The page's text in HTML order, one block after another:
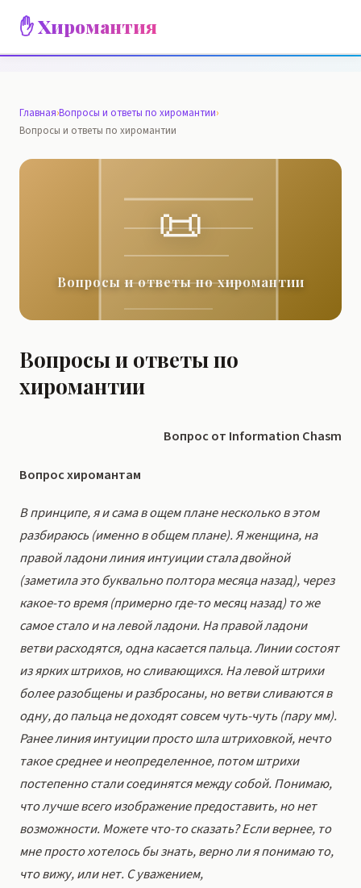
✋ Хиромантия
Главная›Вопросы и ответы по хиромантии›
Вопросы и ответы по хиромантии
📜
Вопросы и ответы по хиромантии
Вопросы и ответы по
хиромантии
Вопрос от Information Chasm
Вопрос хиромантам
В принципе, я и сама в ощем плане несколько в этом
разбираюсь (именно в общем плане). Я женщина, на
правой ладони линия интуиции стала двойной
(заметила это буквально полтора месяца назад), через
какое-то время (примерно где-то месяц назад) то же
самое стало и на левой ладони. На правой ладони
ветви расходятся, одна касается пальца. Линии состоят
из ярких штрихов, но сливающихся. На левой штрихи
более разобщены и разбросаны, но ветви сливаются в
одну, до пальца не доходят совсем чуть-чуть (пару мм).
Ранее линия интуиции просто шла штриховкой, нечто
такое среднее и неопределенное, потом штрихи
постепенно стали соединятся между собой. Понимаю,
что лучше всего изображение предоставить, но нет
возможности. Можете что-то сказать? Если вернее, то
мне просто хотелось бы знать, верно ли я понимаю то,
что вижу, или нет. С уважением,